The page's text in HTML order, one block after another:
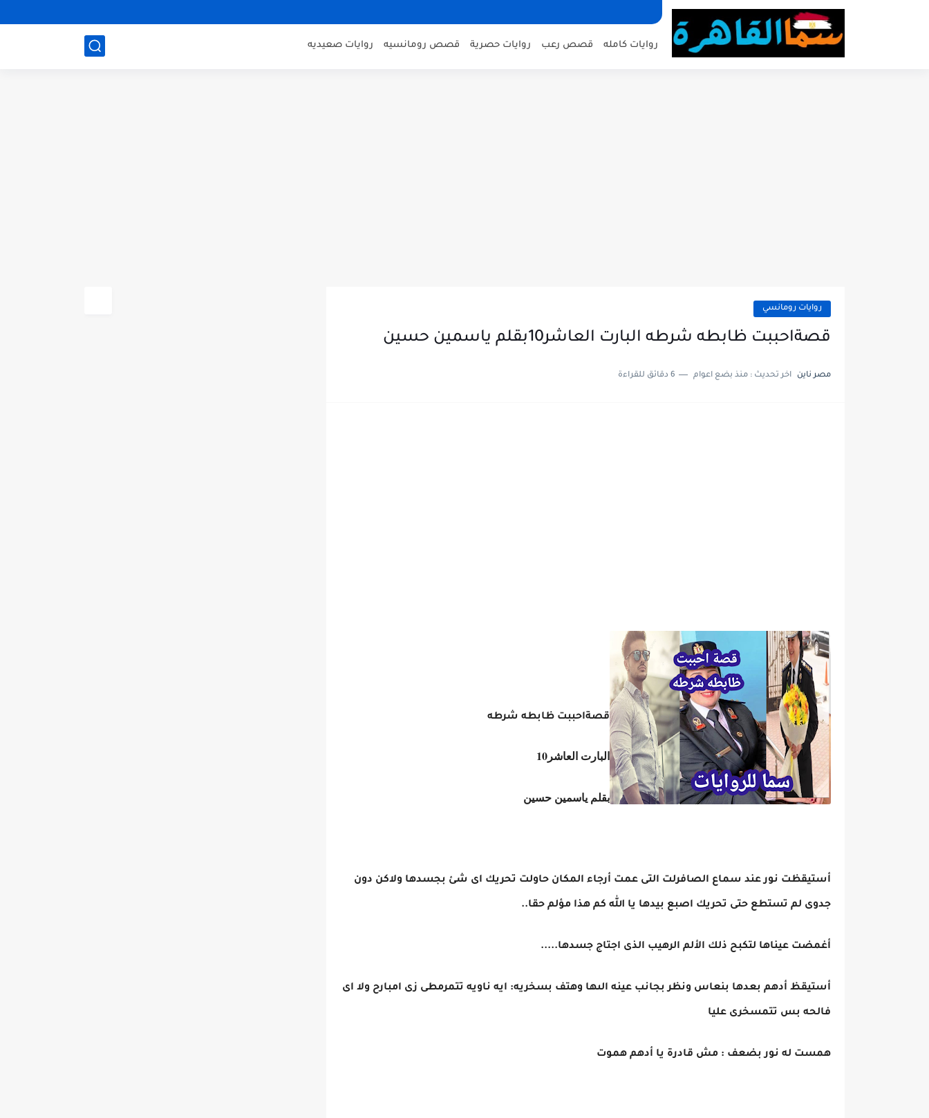
روايات كامله قصص رعب روايات حصرية قصص رومانسيه روايات صعيديه
روايات رومانسي
قصةاحببت ظابطه شرطه البارت العاشر10بقلم ياسمين حسين
مصر ناين اخر تحديث : منذ بضع اعوام 6 دقائق للقراءة
قصةاحببت ظابطه شرطه
البارت العاشر10
بقلم ياسمين حسين
أستيقظت نور عند سماع الصافرلت التى عمت أرجاء المكان حاولت تحريك اى شئ بجسدها ولاكن دون
جدوى لم تستطع حتى تحريك اصبع بيدها يا الله كم هذا مؤلم حقا..
أغمضت عيناها لتكبح ذلك الألم الرهيب الذى اجتاج جسدها.....
أستيقظ أدهم بعدها بنعاس ونظر بجانب عينه الىها وهتف بسخريه: ايه ناويه تتمرمطى زى امبارح ولا اى
فالحه بس تتمسخرى عليا
همست له نور بضعف : مش قادرة يا أدهم هموت